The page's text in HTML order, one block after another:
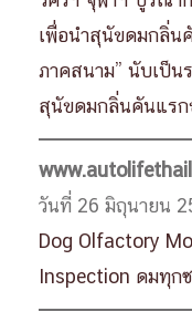
เพื่อนำสุนัขดมกลิ่น
ภาคสนาม” นับเป็
สุนัขดมกลิ่นคันแรก
วันที่ 26 มิถุนายน
Dog Olfactory
Inspection ดมทุก